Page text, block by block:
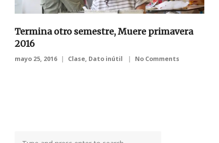
Termina otro semestre, Muere primavera
2016
mayo 25, 2016 Clase, Dato inútil No Comments